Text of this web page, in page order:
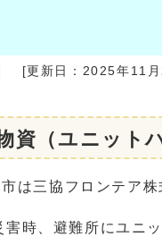
[更新日： 2025年11
資（ユニット
は三協フロンテア株
時、避難所にユニ